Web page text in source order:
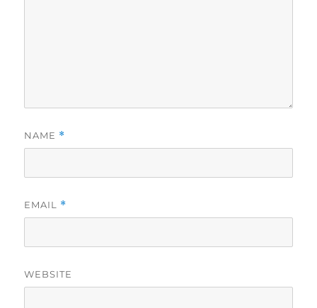
NAME *
EMAIL *
WEBSITE